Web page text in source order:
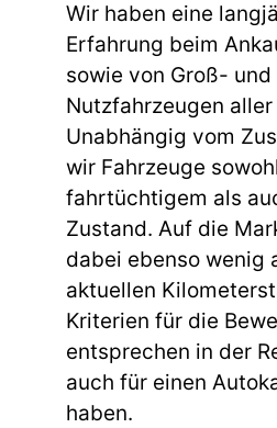
Wir haben eine
Erfahrung beim
sowie von Groß- und
Nutzfahrzeugen
Unabhängig vom
wir Fahrzeuge
fahrtüchtigem als
Zustand. Auf die
dabei ebenso wenig
aktuellen
Kriterien für die
entsprechen in der
auch für einen
haben.